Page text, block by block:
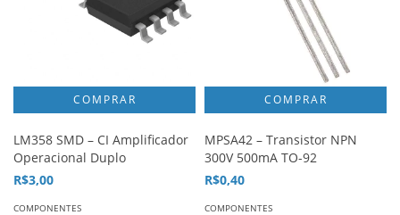
LM358 SMD – CI Amplificador
Operacional Duplo
R$3,00
COMPONENTES
MPSA42 – Transistor NPN
300V 500mA TO-92
R$0,40
COMPONENTES